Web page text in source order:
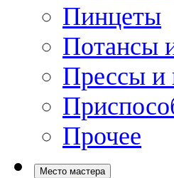
Пинцеты
Потансы
Прессы и
Прочее
Место мастера